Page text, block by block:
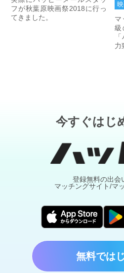
フが秋葉原映画祭2018に行っ
てきました。
マ
級
力
今すぐはじ
登録無料の出会
マッチングサイト/マ
無料では